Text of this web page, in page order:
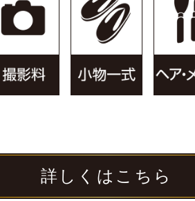
詳しくはこちら